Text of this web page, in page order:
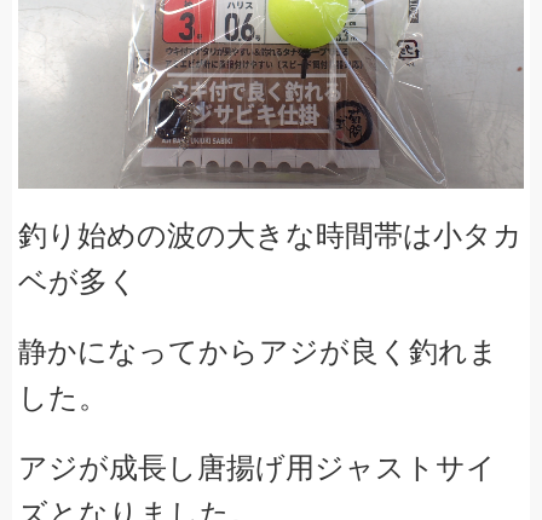
釣り始めの波の大きな時間帯は小タカ
ベが多く
静かになってから アジが良く釣れま
した。
アジが成長し唐揚げ用ジャストサイ
ズとなりました。